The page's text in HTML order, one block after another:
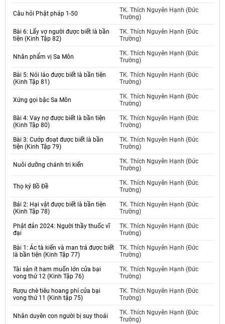
Câu hỏi Phật pháp 1-50
TK. Thích Nguyên Hạnh (Đức
Trường)
Bài 6: Lấy vợ người được biết là bần
tiện (Kinh Tập 82)
TK. Thích Nguyên Hạnh (Đức
Trường)
Nhân phẩm vị Sa Môn
TK. Thích Nguyên Hạnh (Đức
Trường)
Bài 5: Nói láo được biết là bần tiện
(Kinh Tập 81)
TK. Thích Nguyên Hạnh (Đức
Trường)
Xứng gọi bậc Sa Môn
TK. Thích Nguyên Hạnh (Đức
Trường)
Bài 4: Vay nợ được biết là bần tiện
(Kinh Tập 80)
TK. Thích Nguyên Hạnh (Đức
Trường)
Bài 3: Cướp đoạt được biết là bần
tiện (Kinh Tập 79)
TK. Thích Nguyên Hạnh (Đức
Trường)
Nuôi dưỡng chánh tri kiến
TK. Thích Nguyên Hạnh (Đức
Trường)
Thọ ký Bồ Đề
TK. Thích Nguyên Hạnh (Đức
Trường)
Bái 2: Hại vật được biết là bần tiện
(Kinh Tập 78)
TK. Thích Nguyên Hạnh (Đức
Trường)
Phật đản 2024: Người thầy thuốc vĩ
đại
TK. Thích Nguyên Hạnh (Đức
Trường)
Bài 1: Ác tà kiến và man trá được biết
là bần tiện (Kinh Tập 77)
TK. Thích Nguyên Hạnh (Đức
Trường)
Tài sản ít ham muốn lớn cửa bại
vong thứ 12 (Kinh Tập 76)
TK. Thích Nguyên Hạnh (Đức
Trường)
Rượu chè tiêu hoang phí cửa bại
vong thứ 11 (Kinh tập 75)
TK. Thích Nguyên Hạnh (Đức
Trường)
Nhân duyên con người bị suy thoái
TK. Thích Nguyên Hạnh (Đức
Trường)